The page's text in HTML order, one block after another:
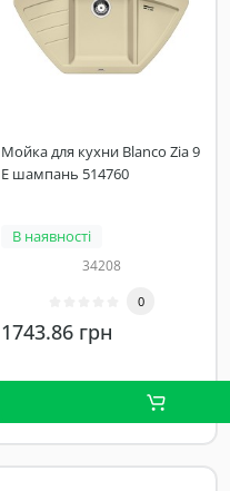
Мойка для кухни Blanco Zia 9
E шампань 514760
В наявності
34208
0
1743.86 грн